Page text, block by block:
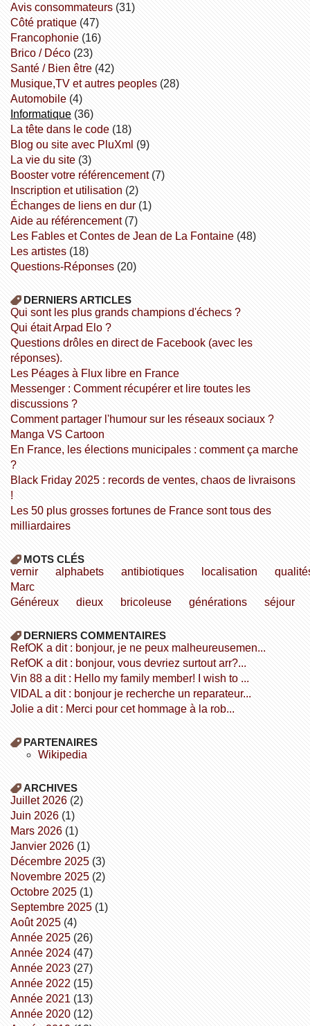
avis consommateurs(31)
côté pratique(47)
Francophonie(16)
Brico / Déco(23)
Santé / Bien être(42)
Musique,TV et autres peoples(28)
Automobile(4)
informatique(36)
la tête dans le code(18)
Blog ou site avec PluXml (9)
la vie du site(3)
booster votre référencement(7)
inscription et utilisation (2)
échanges de liens en dur(1)
aide au référencement(7)
Les Fables et Contes de Jean de La Fontaine(48)
Les artistes(18)
Questions-Réponses(20)
DERNIERS ARTICLES
Qui sont les plus grands champions d'échecs ?
Qui était Arpad Elo ?
Questions drôles en direct de Facebook (avec les
réponses).
Les Péages à Flux libre en France
Messenger : Comment récupérer et lire toutes les
discussions ?
Comment partager l'humour sur les réseaux sociaux ?
Manga VS Cartoon
En France, les élections municipales : comment ça marche
?
Black Friday 2025 : records de ventes, chaos de livraisons
!
Les 50 plus grosses fortunes de France sont tous des
milliardaires
MOTS CLÉS
vernir
alphabets antibiotiques localisation
Marc
Généreux
dieux bricoleuse générations séjour
DERNIERS COMMENTAIRES
refOK a dit : bonjour, je ne peux malheureusemen...
refOK a dit : bonjour, vous devriez surtout arr?...
Vin 88 a dit : Hello my family member! I wish to ...
VIDAL a dit : bonjour je recherche un reparateur...
Jolie a dit : Merci pour cet hommage à la rob...
PARTENAIRES
wikipedia
ARCHIVES
juillet 2026(2)
juin 2026(1)
mars 2026(1)
janvier 2026(1)
décembre 2025(3)
novembre 2025(2)
octobre 2025(1)
septembre 2025(1)
août 2025(4)
année 2025(26)
année 2024(47)
année 2023(27)
année 2022 (15)
année 2021 (13)
année 2020(12)